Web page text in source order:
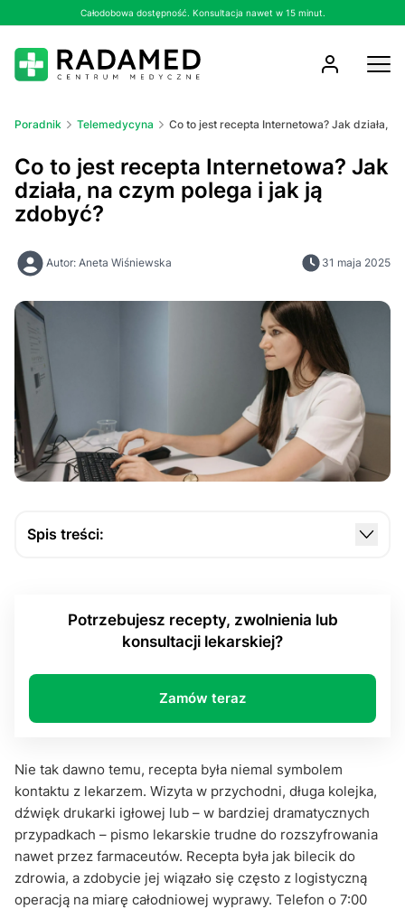
Całodobowa dostępność. Konsultacja nawet w 15 minut.
Poradnik Telemedycyna Co to jest recepta Internetowa? Jak działa,
Co to jest recepta Internetowa? Jak
działa, na czym polega i jak ją
zdobyć?
Autor: Aneta Wiśniewska 31 maja 2025
Spis treści:
Jak działa ten system i co trzeba zrobić, żeby z
niego skorzystać?
Recepta Internetowa i kiedy warto z niej
skorzystać… a kiedy nie?
Nowoczesne podejście do zdrowia. Nie moda, lecz
potrzeba
Potrzebujesz recepty, zwolnienia lub
konsultacji lekarskiej?
Zamów teraz
Nie tak dawno temu, recepta była niemal symbolem
kontaktu z lekarzem. Wizyta w przychodni, długa kolejka,
dźwięk drukarki igłowej lub – w bardziej dramatycznych
przypadkach – pismo lekarskie trudne do rozszyfrowania
nawet przez farmaceutów. Recepta była jak bilecik do
zdrowia, a zdobycie jej wiązało się często z logistyczną
operacją na miarę całodniowej wyprawy. Telefon o 7:00